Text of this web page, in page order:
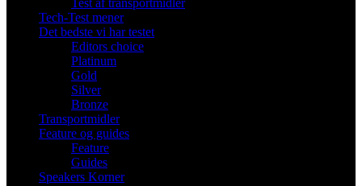
Test af transportmidler
Tech-Test mener
Det bedste vi har testet
Editors choice
Platinum
Gold
Silver
Bronze
Transportmidler
Feature og guides
Feature
Guides
Speakers Korner